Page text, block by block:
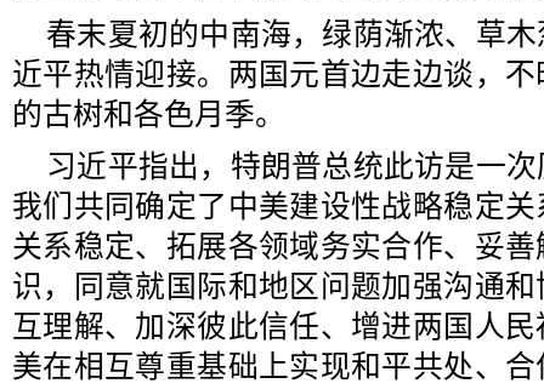
春末夏初的中南海，绿荫渐浓、草
近平热情迎接。两国元首边走边谈，
的古树和各色月季。
习近平指出，特朗普总统此访是一
我们共同确定了中美建设性战略稳定
关系稳定、拓展各领域务实合作、妥
识，同意就国际和地区问题加强沟通
互理解、加深彼此信任、增进两国人
美在相互尊重基础上实现和平共处、